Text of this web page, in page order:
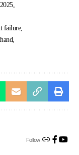
failure
Follow: